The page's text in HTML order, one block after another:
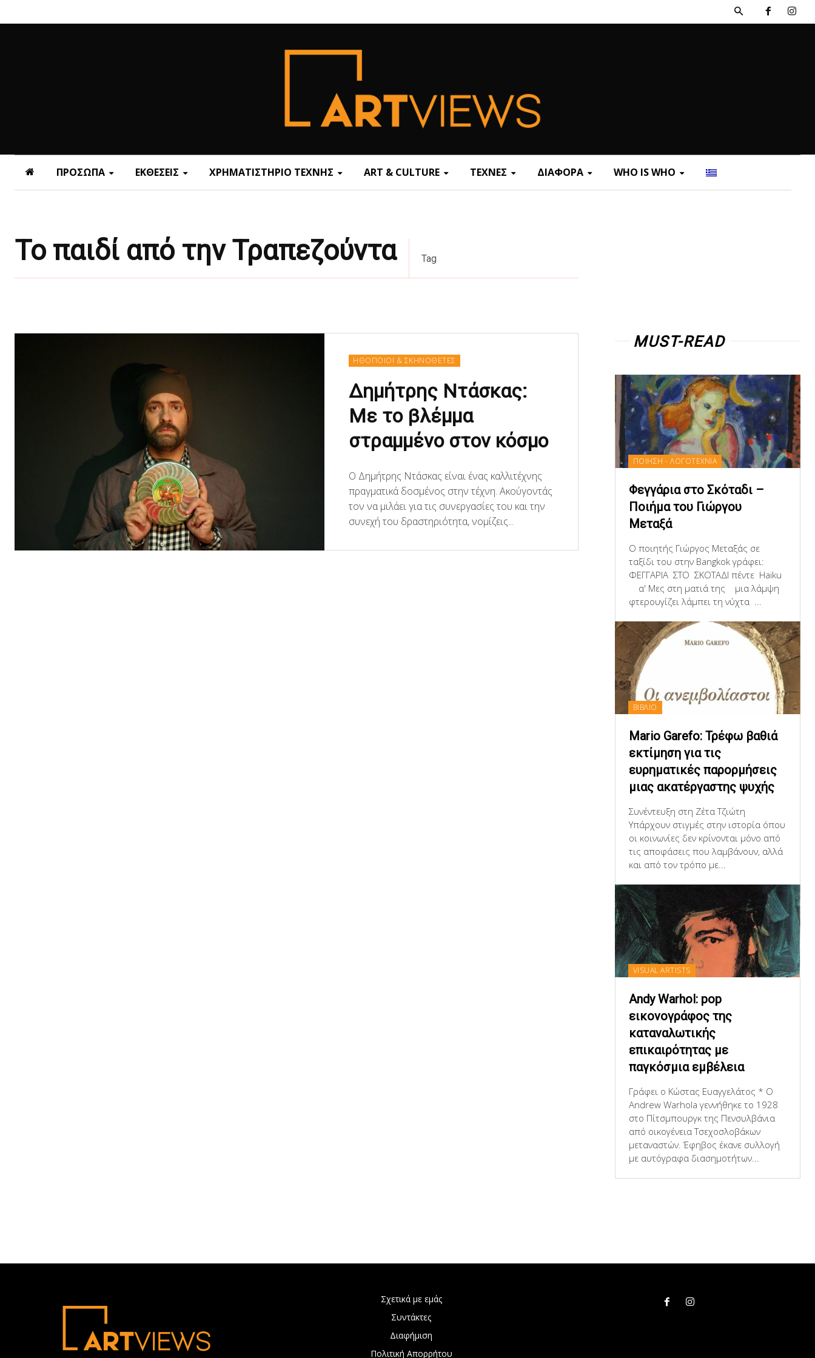
ΠΡΟΣΩΠΑ ΕΚΘΕΣΕΙΣ ΧΡΗΜΑΤΙΣΤΗΡΙΟ ΤΕΧΝΗΣ ART & CULTURE ΤΕΧΝΕΣ ΔΙΑΦΟΡΑ WHO IS WHO
Το παιδί από την Τραπεζούντα Tag
ΗΘΟΠΟΙΟΙ & ΣΚΗΝΟΘΕΤΕΣ
Δημήτρης Ντάσκας:
Με το βλέμμα
στραμμένο στον κόσμο
Ο Δημήτρης Ντάσκας είναι ένας καλλιτέχνης
πραγματικά δοσμένος στην τέχνη. Ακούγοντάς
τον να μιλάει για τις συνεργασίες του και την
συνεχή του δραστηριότητα, νομίζεις...
MUST-READ
ΠΟΙΗΣΗ - ΛΟΓΟΤΕΧΝΙΑ
Φεγγάρια στο Σκόταδι –
Ποιήμα του Γιώργου
Μεταξά
Ο ποιητής Γιώργος Μεταξάς σε
ταξίδι του στην Bangkok γράφει:
ΦΕΓΓΑΡΙΑ ΣΤΟ ΣΚΟΤΑΔΙ πέντε Haiku
α' Μες στη ματιά της μια λάμψη
φτερουγίζει λάμπει τη νύχτα ...
ΒΙΒΛΙΟ
Mario Garefo: Τρέφω βαθιά
εκτίμηση για τις
ευρηματικές παρορμήσεις
μιας ακατέργαστης ψυχής
Συνέντευξη στη Ζέτα Τζιώτη
Υπάρχουν στιγμές στην ιστορία όπου
οι κοινωνίες δεν κρίνονται μόνο από
τις αποφάσεις που λαμβάνουν, αλλά
και από τον τρόπο με...
VISUAL ARTISTS
Andy Warhol: pop
εικονογράφος της
καταναλωτικής
επικαιρότητας με
παγκόσμια εμβέλεια
Γράφει ο Κώστας Ευαγγελάτος * Ο
Andrew Warhola γεννήθηκε το 1928
στο Πίτσμπουργκ της Πενσυλβάνια
από οικογένεια Τσεχοσλοβάκων
μεταναστών. Έφηβος έκανε συλλογή
με αυτόγραφα διασημοτήτων...
Σχετικά με εμάς
Συντάκτες
Διαφήμιση
Πολιτική Απορρήτου